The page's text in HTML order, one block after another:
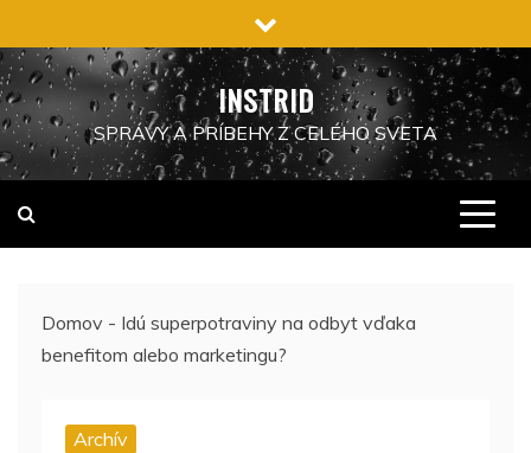
na
obsah
INSTRID
SPRÁVY A PRÍBEHY Z CELÉHO SVETA
Domov - Idú superpotraviny na odbyt vďaka
benefitom alebo marketingu?
Archív